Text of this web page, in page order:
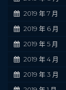
2019 年 7 月
2019 年 6 月
2019 年 5 月
2019 年 4 月
2019 年 3 月